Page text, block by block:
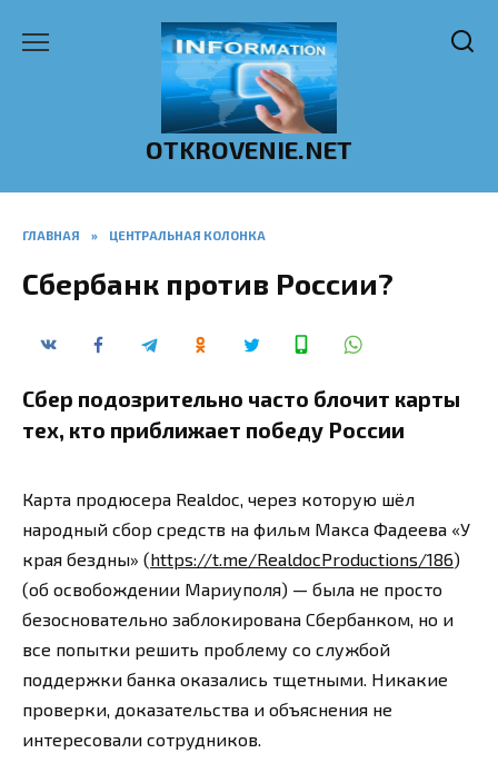
OTKROVENIE.NET
ГЛАВНАЯ » ЦЕНТРАЛЬНАЯ КОЛОНКА
Сбербанк против России?
Сбер подозрительно часто блочит карты
тех, кто приближает победу России
Карта продюсера Realdoc, через которую шёл
народный сбор средств на фильм Макса Фадеева «У
края бездны» (https://t.me/RealdocProductions/186)
(об освобождении Мариуполя) — была не просто
безосновательно заблокирована Сбербанком, но и
все попытки решить проблему со службой
поддержки банка оказались тщетными. Никакие
проверки, доказательства и объяснения не
интересовали сотрудников.